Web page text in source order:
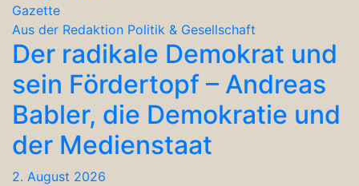
Gazette
Aus der Redaktion Politik & Gesellschaft
Der radikale Demokrat und
sein Fördertopf – Andreas
Babler, die Demokratie und
der Medienstaat
2. August 2026